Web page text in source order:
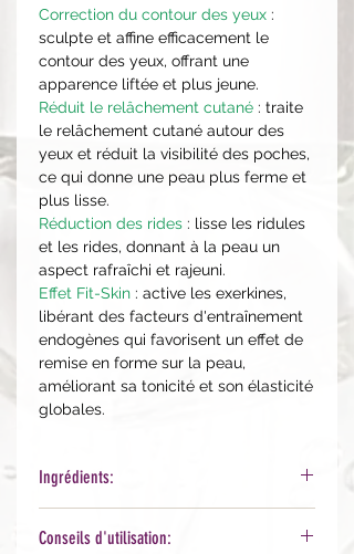
Correction du contour des yeux :
sculpte et affine efficacement le
contour des yeux, offrant une
apparence liftée et plus jeune.
Réduit le relâchement cutané : traite
le relâchement cutané autour des
yeux et réduit la visibilité des poches,
ce qui donne une peau plus ferme et
plus lisse.
Réduction des rides : lisse les ridules
et les rides, donnant à la peau un
aspect rafraîchi et rajeuni.
Effet Fit-Skin : active les exerkines,
libérant des facteurs d'entraînement
endogènes qui favorisent un effet de
remise en forme sur la peau,
améliorant sa tonicité et son élasticité
globales.
Ingrédients:
Propanediol, Caprylic/Capric
Conseils d'utilisation: